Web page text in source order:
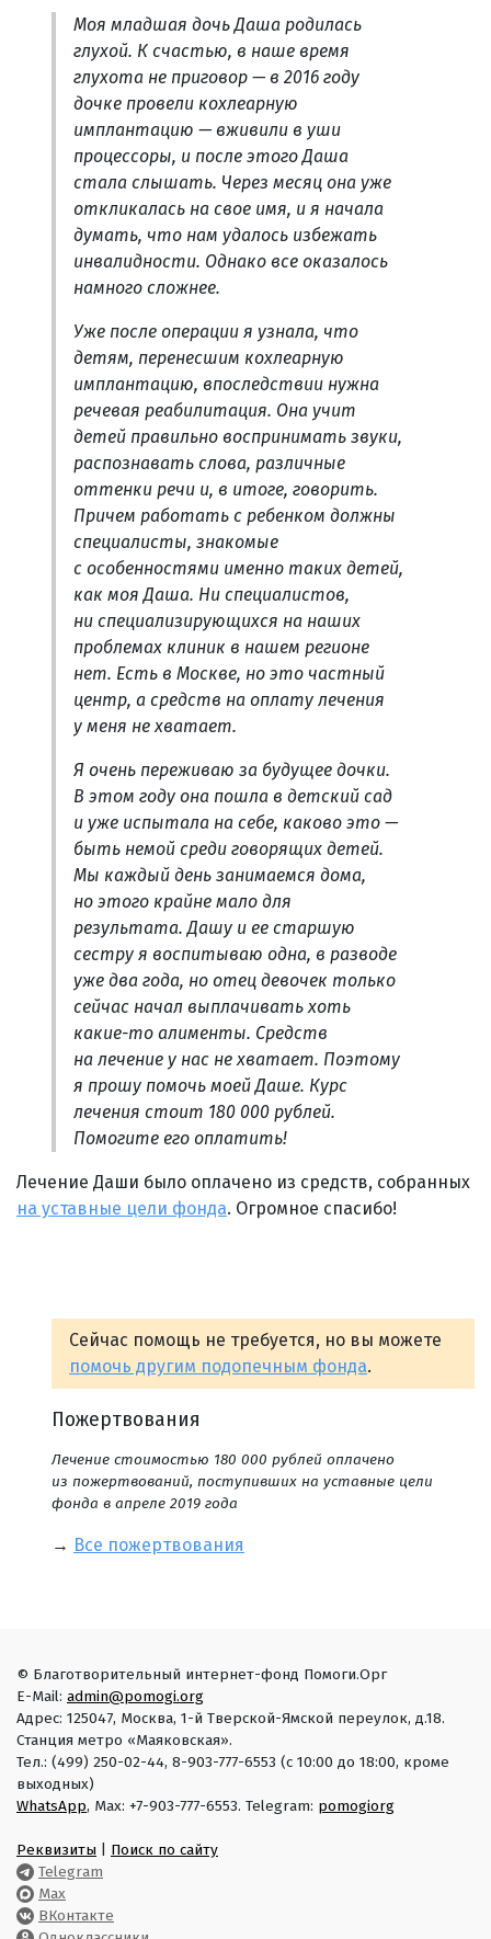
Моя младшая дочь Даша родилась
глухой. К счастью, в наше время
глухота не приговор — в 2016 году
дочке провели кохлеарную
имплантацию — вживили в уши
процессоры, и после этого Даша
стала слышать. Через месяц она уже
откликалась на свое имя, и я начала
думать, что нам удалось избежать
инвалидности. Однако все оказалось
намного сложнее.
Уже после операции я узнала, что
детям, перенесшим кохлеарную
имплантацию, впоследствии нужна
речевая реабилитация. Она учит
детей правильно воспринимать звуки,
распознавать слова, различные
оттенки речи и, в итоге, говорить.
Причем работать с ребенком должны
специалисты, знакомые
с особенностями именно таких детей,
как моя Даша. Ни специалистов,
ни специализирующихся на наших
проблемах клиник в нашем регионе
нет. Есть в Москве, но это частный
центр, а средств на оплату лечения
у меня не хватает.
Я очень переживаю за будущее дочки.
В этом году она пошла в детский сад
и уже испытала на себе, каково это —
быть немой среди говорящих детей.
Мы каждый день занимаемся дома,
но этого крайне мало для
результата. Дашу и ее старшую
сестру я воспитываю одна, в разводе
уже два года, но отец девочек только
сейчас начал выплачивать хоть
какие-то алименты. Средств
на лечение у нас не хватает. Поэтому
я прошу помочь моей Даше. Курс
лечения стоит 180 000 рублей.
Помогите его оплатить!
Лечение Даши было оплачено из средств, собранных
на уставные цели фонда. Огромное спасибо!
Сейчас помощь не требуется, но вы можете
помочь другим подопечным фонда.
Пожертвования
Лечение стоимостью 180 000 рублей оплачено
из пожертвований, поступивших на уставные цели
фонда в апреле 2019 года
→ Все пожертвования
© Благотворительный интернет-фонд Помоги.Орг
E-Mail: admin@pomogi.org
Адрес: 125047, Москва, 1-й Тверской-Ямской переулок, д.18.
Станция метро «Маяковская».
Тел.: (499) 250-02-44, 8-903-777-6553 (с 10:00 до 18:00, кроме
выходных)
WhatsApp, Max: +7-903-777-6553. Telegram: pomogiorg
Реквизиты
Поиск по сайту
Telegram
Max
ВКонтакте